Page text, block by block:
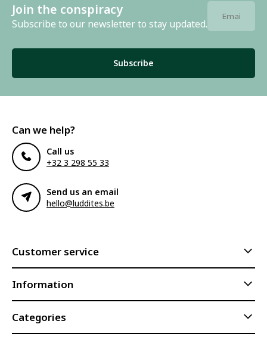
Join the conspiracy
Subscribe to our newsletter to stay updated.
Subscribe
Can we help?
Call us
+32 3 298 55 33
Send us an email
hello@luddites.be
Customer service
Information
Categories